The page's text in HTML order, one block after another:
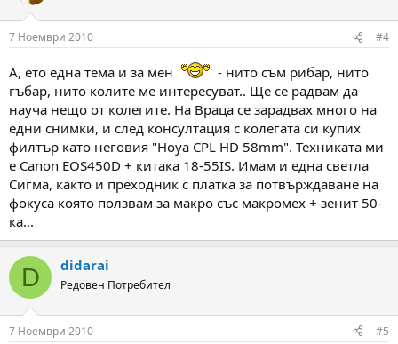
7 Ноември 2010 #4
А, ето една тема и за мен
- нито съм рибар, нито
гъбар, нито колите ме интересуват.. Ще се радвам да
науча нещо от колегите. На Враца се зарадвах много на
едни снимки, и след консултация с колегата си купих
филтър като неговия "Hoya CPL HD 58mm". Техниката ми
е Canon EOS450D + китака 18-55IS. Имам и една светла
Сигма, както и преходник с платка за потвърждаване на
фокуса която ползвам за макро със макромех + зенит 50-
ка...
D didarai
Редовен Потребител
7 Ноември 2010 #5